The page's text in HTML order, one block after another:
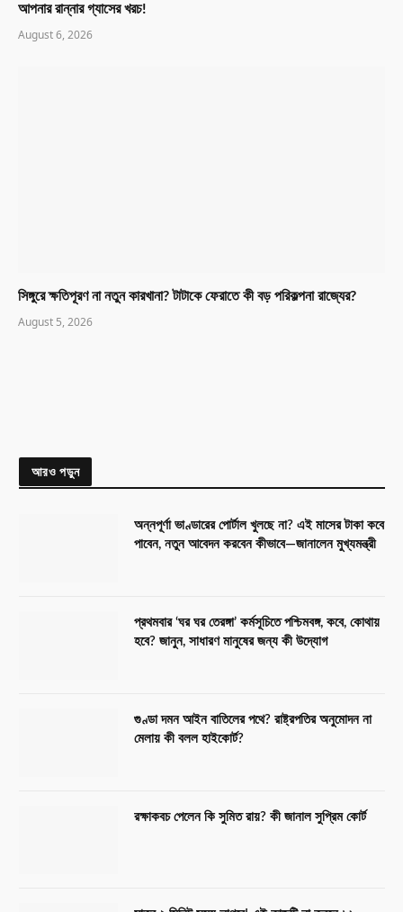
আপনার রান্নার গ্যাসের খরচ!
August 6, 2026
সিঙ্গুরে ক্ষতিপূরণ না নতুন কারখানা? টাটাকে ফেরাতে কী বড় পরিকল্পনা রাজ্যের?
August 5, 2026
আরও পড়ুন
অন্নপূর্ণা ভাণ্ডারের পোর্টাল খুলছে না? এই মাসের টাকা কবে
পাবেন, নতুন আবেদন করবেন কীভাবে—জানালেন মুখ্যমন্ত্রী
প্রথমবার ‘ঘর ঘর তেরঙ্গা’ কর্মসূচিতে পশ্চিমবঙ্গ, কবে, কোথায়
হবে? জানুন, সাধারণ মানুষের জন্য কী উদ্যোগ
গুণ্ডা দমন আইন বাতিলের পথে? রাষ্ট্রপতির অনুমোদন না
মেলায় কী বলল হাইকোর্ট?
রক্ষাকবচ পেলেন কি সুমিত রায়? কী জানাল সুপ্রিম কোর্ট